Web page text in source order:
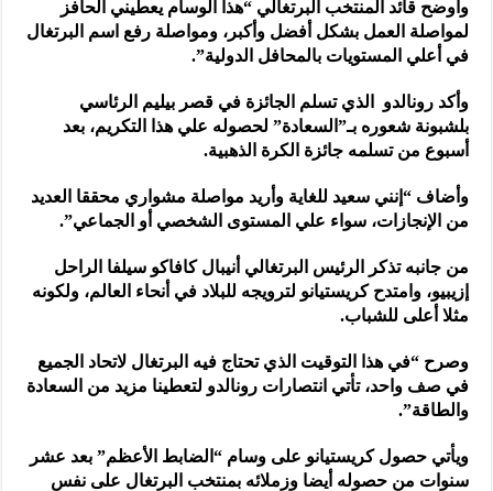
وأوضح قائد المنتخب البرتغالي “هذا الوسام يعطيني الحافز
لمواصلة العمل بشكل أفضل وأكبر، ومواصلة رفع اسم البرتغال
في أعلي المستويات بالمحافل الدولية”.
وأكد رونالدو الذي تسلم الجائزة في قصر بيليم الرئاسي
بلشبونة شعوره بـ”السعادة” لحصوله علي هذا التكريم، بعد
أسبوع من تسلمه جائزة الكرة الذهبية.
وأضاف “إنني سعيد للغاية وأريد مواصلة مشواري محققا العديد
من الإنجازات، سواء علي المستوى الشخصي أو الجماعي”.
من جانبه تذكر الرئيس البرتغالي أنيبال كافاكو سيلفا الراحل
إزيبيو، وامتدح كريستيانو لترويجه للبلاد في أنحاء العالم، ولكونه
مثلا أعلى للشباب.
وصرح “في هذا التوقيت الذي تحتاج فيه البرتغال لاتحاد الجميع
في صف واحد، تأتي انتصارات رونالدو لتعطينا مزيد من السعادة
والطاقة”.
ويأتي حصول كريستيانو على وسام “الضابط الأعظم” بعد عشر
سنوات من حصوله أيضا وزملائه بمنتخب البرتغال على نفس